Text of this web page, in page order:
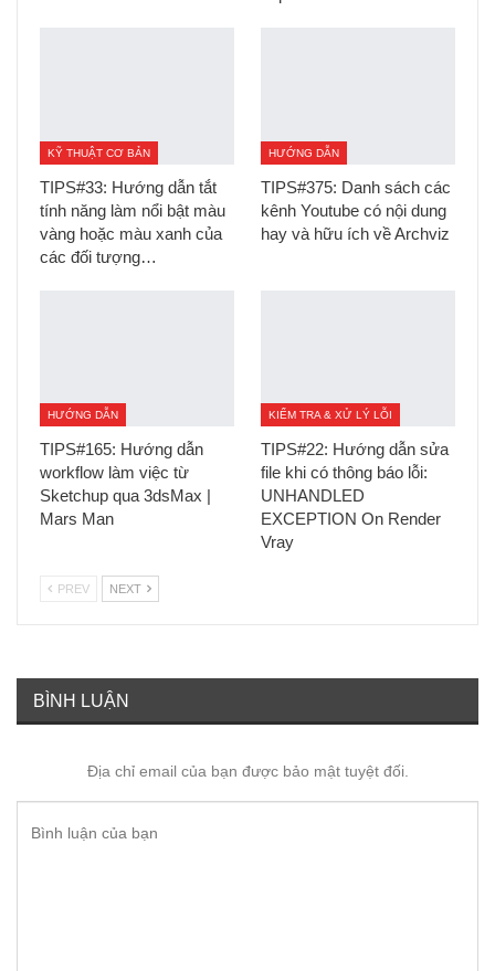
KỸ THUẬT CƠ BẢN
TIPS#33: Hướng dẫn tắt
tính năng làm nổi bật màu
vàng hoặc màu xanh của
các đối tượng…
HƯỚNG DẪN
TIPS#375: Danh sách các
kênh Youtube có nội dung
hay và hữu ích về Archviz
HƯỚNG DẪN
TIPS#165: Hướng dẫn
workflow làm việc từ
Sketchup qua 3dsMax |
Mars Man
KIỂM TRA & XỬ LÝ LỖI
TIPS#22: Hướng dẫn sửa
file khi có thông báo lỗi:
UNHANDLED
EXCEPTION On Render
Vray
PREV NEXT
BÌNH LUẬN
Địa chỉ email của bạn được bảo mật tuyệt đối.